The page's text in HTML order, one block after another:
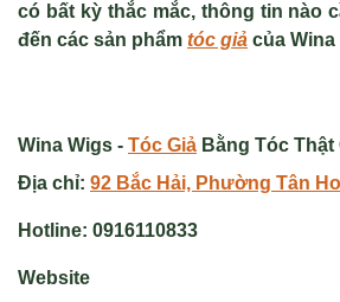
có bất kỳ thắc mắc, thông tin nào
đến các sản phẩm tóc giả của Wina
Wina Wigs - Tóc Giả Bằng Tóc Thật
Địa chỉ: 92 Bắc Hải, Phường Tân
Hotline: 0916110833
Website